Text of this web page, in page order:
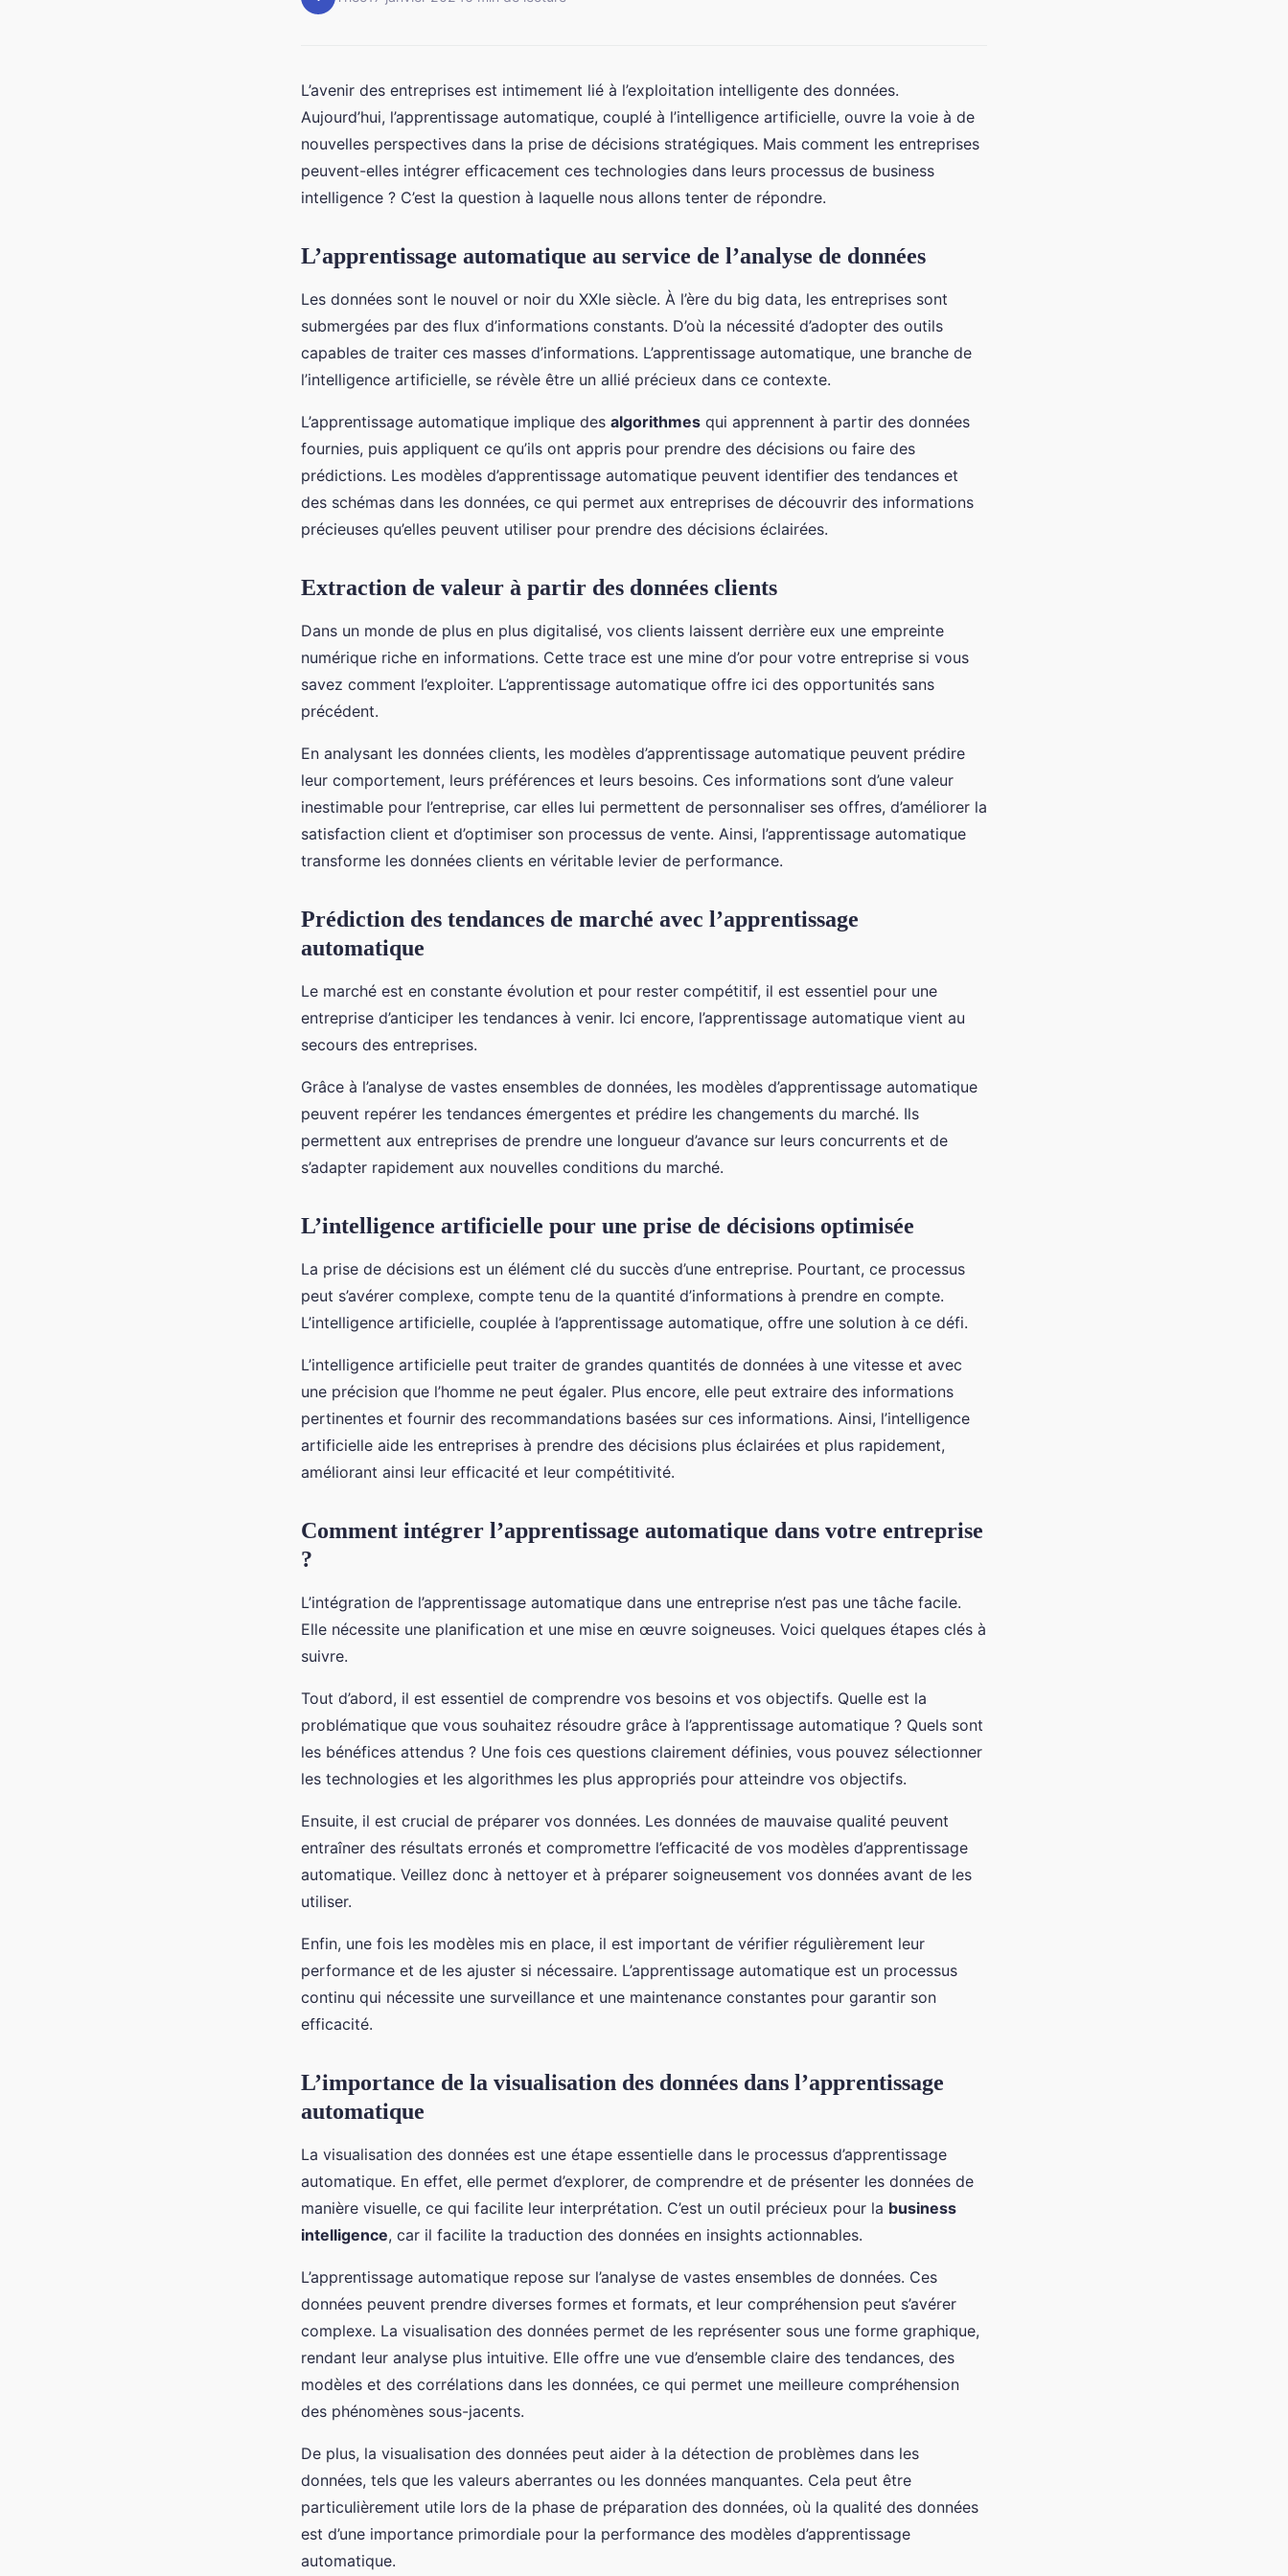
L’avenir des entreprises est intimement lié à l’exploitation intelligente des données.
Aujourd’hui, l’apprentissage automatique, couplé à l’intelligence artificielle, ouvre la voie à de
nouvelles perspectives dans la prise de décisions stratégiques. Mais comment les entreprises
peuvent-elles intégrer efficacement ces technologies dans leurs processus de business
intelligence ? C’est la question à laquelle nous allons tenter de répondre.
L’apprentissage automatique au service de l’analyse de données
Les données sont le nouvel or noir du XXIe siècle. À l’ère du big data, les entreprises sont
submergées par des flux d’informations constants. D’où la nécessité d’adopter des outils
capables de traiter ces masses d’informations. L’apprentissage automatique, une branche de
l’intelligence artificielle, se révèle être un allié précieux dans ce contexte.
L’apprentissage automatique implique des algorithmes qui apprennent à partir des données
fournies, puis appliquent ce qu’ils ont appris pour prendre des décisions ou faire des
prédictions. Les modèles d’apprentissage automatique peuvent identifier des tendances et
des schémas dans les données, ce qui permet aux entreprises de découvrir des informations
précieuses qu’elles peuvent utiliser pour prendre des décisions éclairées.
Extraction de valeur à partir des données clients
Dans un monde de plus en plus digitalisé, vos clients laissent derrière eux une empreinte
numérique riche en informations. Cette trace est une mine d’or pour votre entreprise si vous
savez comment l’exploiter. L’apprentissage automatique offre ici des opportunités sans
précédent.
En analysant les données clients, les modèles d’apprentissage automatique peuvent prédire
leur comportement, leurs préférences et leurs besoins. Ces informations sont d’une valeur
inestimable pour l’entreprise, car elles lui permettent de personnaliser ses offres, d’améliorer la
satisfaction client et d’optimiser son processus de vente. Ainsi, l’apprentissage automatique
transforme les données clients en véritable levier de performance.
Prédiction des tendances de marché avec l’apprentissage
automatique
Le marché est en constante évolution et pour rester compétitif, il est essentiel pour une
entreprise d’anticiper les tendances à venir. Ici encore, l’apprentissage automatique vient au
secours des entreprises.
Grâce à l’analyse de vastes ensembles de données, les modèles d’apprentissage automatique
peuvent repérer les tendances émergentes et prédire les changements du marché. Ils
permettent aux entreprises de prendre une longueur d’avance sur leurs concurrents et de
s’adapter rapidement aux nouvelles conditions du marché.
L’intelligence artificielle pour une prise de décisions optimisée
La prise de décisions est un élément clé du succès d’une entreprise. Pourtant, ce processus
peut s’avérer complexe, compte tenu de la quantité d’informations à prendre en compte.
L’intelligence artificielle, couplée à l’apprentissage automatique, offre une solution à ce défi.
L’intelligence artificielle peut traiter de grandes quantités de données à une vitesse et avec
une précision que l’homme ne peut égaler. Plus encore, elle peut extraire des informations
pertinentes et fournir des recommandations basées sur ces informations. Ainsi, l’intelligence
artificielle aide les entreprises à prendre des décisions plus éclairées et plus rapidement,
améliorant ainsi leur efficacité et leur compétitivité.
Comment intégrer l’apprentissage automatique dans votre entreprise
?
L’intégration de l’apprentissage automatique dans une entreprise n’est pas une tâche facile.
Elle nécessite une planification et une mise en œuvre soigneuses. Voici quelques étapes clés à
suivre.
Tout d’abord, il est essentiel de comprendre vos besoins et vos objectifs. Quelle est la
problématique que vous souhaitez résoudre grâce à l’apprentissage automatique ? Quels sont
les bénéfices attendus ? Une fois ces questions clairement définies, vous pouvez sélectionner
les technologies et les algorithmes les plus appropriés pour atteindre vos objectifs.
Ensuite, il est crucial de préparer vos données. Les données de mauvaise qualité peuvent
entraîner des résultats erronés et compromettre l’efficacité de vos modèles d’apprentissage
automatique. Veillez donc à nettoyer et à préparer soigneusement vos données avant de les
utiliser.
Enfin, une fois les modèles mis en place, il est important de vérifier régulièrement leur
performance et de les ajuster si nécessaire. L’apprentissage automatique est un processus
continu qui nécessite une surveillance et une maintenance constantes pour garantir son
efficacité.
L’importance de la visualisation des données dans l’apprentissage
automatique
La visualisation des données est une étape essentielle dans le processus d’apprentissage
automatique. En effet, elle permet d’explorer, de comprendre et de présenter les données de
manière visuelle, ce qui facilite leur interprétation. C’est un outil précieux pour la business
intelligence, car il facilite la traduction des données en insights actionnables.
L’apprentissage automatique repose sur l’analyse de vastes ensembles de données. Ces
données peuvent prendre diverses formes et formats, et leur compréhension peut s’avérer
complexe. La visualisation des données permet de les représenter sous une forme graphique,
rendant leur analyse plus intuitive. Elle offre une vue d’ensemble claire des tendances, des
modèles et des corrélations dans les données, ce qui permet une meilleure compréhension
des phénomènes sous-jacents.
De plus, la visualisation des données peut aider à la détection de problèmes dans les
données, tels que les valeurs aberrantes ou les données manquantes. Cela peut être
particulièrement utile lors de la phase de préparation des données, où la qualité des données
est d’une importance primordiale pour la performance des modèles d’apprentissage
automatique.